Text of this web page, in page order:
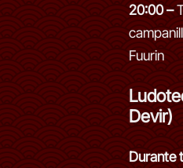
20:00 –
Fuurin
Devir)
Durante